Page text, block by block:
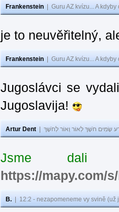
Frankenstein Guru AZ kvízu... A
je to neuvěřitelný,
Frankenstein Guru AZ kvízu... A
Jugoslávci se
Jugoslavija!
Artur Dent שָׂמִים חֹשֶׁךְ לְאוֹר וְאוֹר לְחֹשֶׁךְ
Jsme dali
https://mapy.com/
B. 12:2 - nezapomeneme vy svině